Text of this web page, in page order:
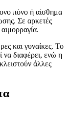
πόνο ή αίσθημα
Σε αρκετές
και γυναίκες. Το
να διαφέρει, ενώ η
άλλες